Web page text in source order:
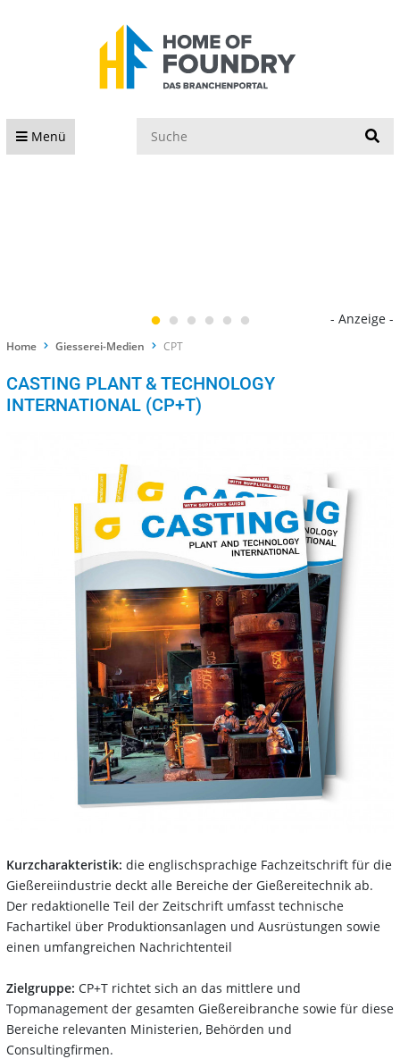
Menü
- Anzeige -
Home Giesserei-Medien CPT
CASTING PLANT & TECHNOLOGY
INTERNATIONAL (CP+T)
Kurzcharakteristik: die englischsprachige Fachzeitschrift für die
Gießereiindustrie deckt alle Bereiche der Gießereitechnik ab.
Der redaktionelle Teil der Zeitschrift umfasst technische
Fachartikel über Produktionsanlagen und Ausrüstungen sowie
einen umfangreichen Nachrichtenteil
Zielgruppe: CP+T richtet sich an das mittlere und
Topmanagement der gesamten Gießereibranche sowie für diese
Bereiche relevanten Ministerien, Behörden und
Consultingfirmen.